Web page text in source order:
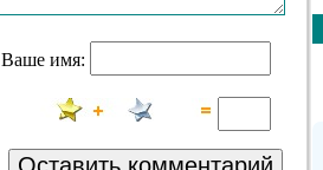
Ваше имя: